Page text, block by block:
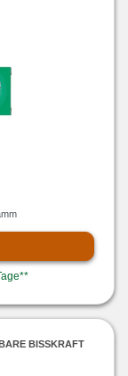
BISSKRAFT